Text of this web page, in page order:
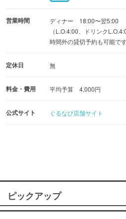
営業時間
ディナー 18:00〜翌5:00
（L.O.4:00、ドリンク
時間外の貸切予約も可能で
定休日 無
料金・費用 平均予算 4,000円
公式サイト ぐるなび店舗サイト
ピックアップ